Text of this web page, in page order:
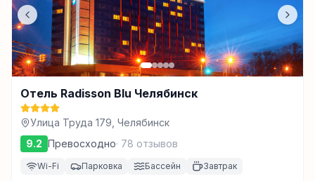
Отель Radisson Blu Челябинск
Улица Труда 179, Челябинск
9.2 Превосходно· 78 отзывов
Wi-Fi Парковка Бассейн Завтрак